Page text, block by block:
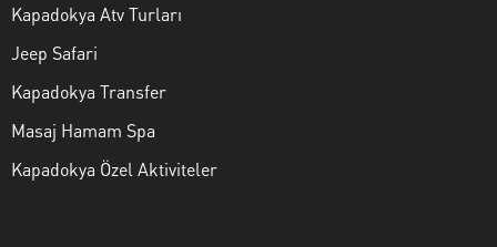
Kapadokya Atv Turları
Jeep Safari
Kapadokya Transfer
Masaj Hamam Spa
Kapadokya Özel Aktiviteler